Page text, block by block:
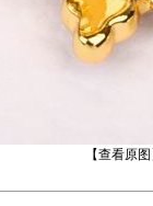
【查看原